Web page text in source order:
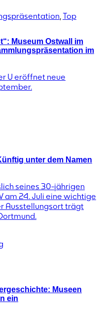
Top
Museum Ostwall im
im
U eröffnet neue
unter dem Namen
seines 30-jährigen
am 24. Juli eine wichtige
Ausstellungsort trägt
Museen
ein